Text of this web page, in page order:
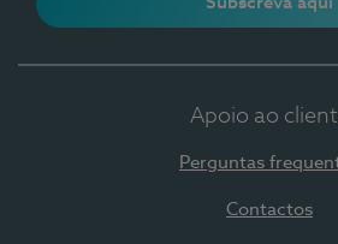
Apoio ao
Perguntas
Contactos